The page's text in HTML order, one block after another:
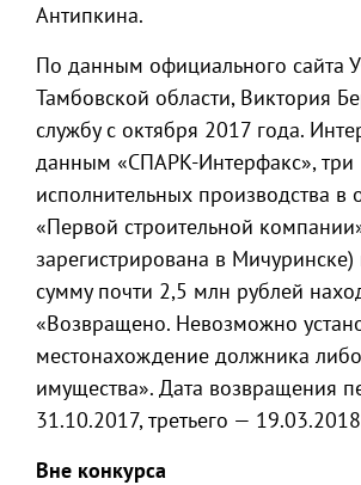
Антипкина.
По данным официального сайта
Тамбовской области, Виктория
службу с октября 2017 года.
данным «СПАРК-Интерфакс», три
исполнительных производства в
«Первой строительной
зарегистрирована в
сумму почти 2,5 млн рублей
«Возвращено. Невозможно
местонахождение должника
имущества». Дата возвращения
31.10.2017, третьего —
Вне конкурса